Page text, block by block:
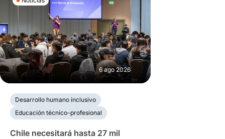
6 ago 2026
Desarrollo humano inclusivo
Educación técnico-profesional
Chile necesitará hasta 27 mil